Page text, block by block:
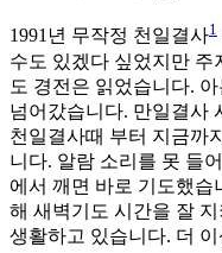
1991년 무작정 천일결사1
수도 있겠다 싶었지만 주
도 경전은 읽었습니다.
넘어갔습니다. 만일결사
천일결사때 부터 지금까
니다. 알람 소리를 못 들
에서 깨면 바로 기도했습
해 새벽기도 시간을 잘
생활하고 있습니다. 더